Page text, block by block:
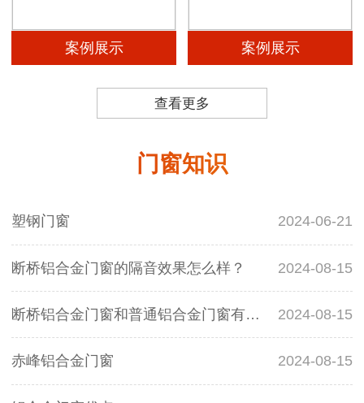
案例展示 案例展示
查看更多
门窗知识
塑钢门窗 2024-06-21
断桥铝合金门窗的隔音效果怎么样？ 2024-08-15
断桥铝合金门窗和普通铝合金门窗有什么区别？ 2024-08-15
赤峰铝合金门窗 2024-08-15